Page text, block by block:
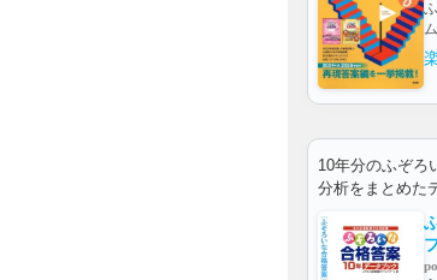
10年分のふぞろ
分析をまとめた